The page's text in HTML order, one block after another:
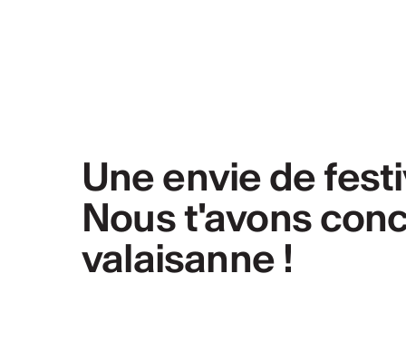
Une envie de
Nous t'avons
valaisanne !